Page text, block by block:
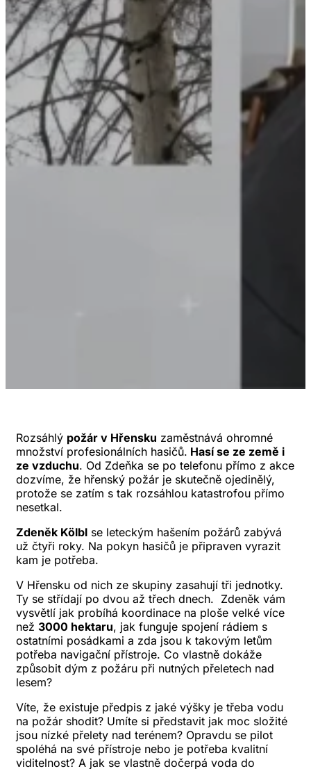
Rozsáhlý požár v Hřensku zaměstnává ohromné
množství profesionálních hasičů. Hasí se ze země i
ze vzduchu. Od Zdeňka se po telefonu přímo z akce
dozvíme, že hřenský požár je skutečně ojedinělý,
protože se zatím s tak rozsáhlou katastrofou přímo
nesetkal.
Zdeněk Kölbl se leteckým hašením požárů zabývá
už čtyři roky. Na pokyn hasičů je připraven vyrazit
kam je potřeba.
V Hřensku od nich ze skupiny zasahují tři jednotky.
Ty se střídají po dvou až třech dnech. Zdeněk vám
vysvětlí jak probíhá koordinace na ploše velké více
než 3000 hektaru, jak funguje spojení rádiem s
ostatními posádkami a zda jsou k takovým letům
potřeba navigační přístroje. Co vlastně dokáže
způsobit dým z požáru při nutných přeletech nad
lesem?
Víte, že existuje předpis z jaké výšky je třeba vodu
na požár shodit? Umíte si představit jak moc složité
jsou nízké přelety nad terénem? Opravdu se pilot
spoléhá na své přístroje nebo je potřeba kvalitní
viditelnost? A jak se vlastně dočerpá voda do